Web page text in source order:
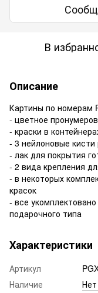
В
Описание
Картины по номерам
- цветное
- краски в
- 3 нейлоновые
- лак для покрытия
- 2 вида крепления
- в некоторых
красок
- все
подарочного типа
Характеристики
Артикул
Наличие